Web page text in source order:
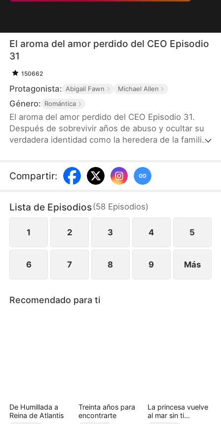
El aroma del amor perdido del CEO Episodio
31
150662
Protagonista: Abigail Fawn Michael Allen
Género: Romántica
El aroma del amor perdido del CEO Episodio 31.
Después de sobrevivir años de abuso y ocultar su
verdadera identidad como la heredera de la familia
por contrato con Conrado, un frío y poderoso CEO.
Lo que no saben es que ella es la misma niña que
rodea, ambos deberán enfrentar su historia
compartida, las mentiras que los separan y un
sentimiento que nunca planearon.
Compartir:
Lista de Episodios(58 Episodios)
1 2 3 4 5
6 7 8 9 Más
Recomendado para ti
De Humillada a
Reina de Atlantis
Treinta años para
encontrarte
La princesa vuelve
al mar sin ti